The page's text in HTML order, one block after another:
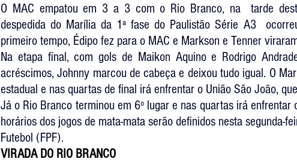
O MAC empatou em 3 a 3 com o Rio Branco, na  tarde
despedida do Marília da 1ª fase do Paulistão Série A3
primeiro tempo, Édipo fez para o MAC e Markson e Tenner
Na etapa final, com gols de Maikon Aquino e Rodrigo
acréscimos, Johnny marcou de cabeça e deixou tudo igual. O
estadual e nas quartas de final irá enfrentar o União São João,
Já o Rio Branco terminou em 6º lugar e nas quartas irá
horários dos jogos de mata-mata serão definidos nesta segunda-
Futebol (FPF).
VIRADA DO RIO BRANCO